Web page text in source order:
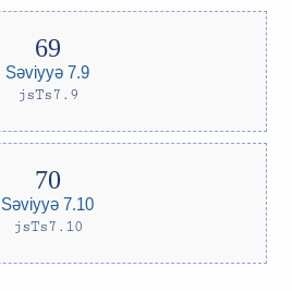
Səviyyə 7.9
jsTs7.9
Səviyyə 7.10
jsTs7.10